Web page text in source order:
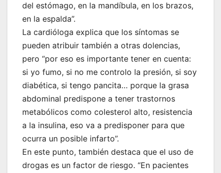
del estómago, en la mandíbula, en los brazos,
en la espalda”.
La cardióloga explica que los síntomas se
pueden atribuir también a otras dolencias,
pero “por eso es importante tener en cuenta:
si yo fumo, si no me controlo la presión, si soy
diabética, si tengo pancita… porque la grasa
abdominal predispone a tener trastornos
metabólicos como colesterol alto, resistencia
a la insulina, eso va a predisponer para que
ocurra un posible infarto”.
En este punto, también destaca que el uso de
drogas es un factor de riesgo. “En pacientes